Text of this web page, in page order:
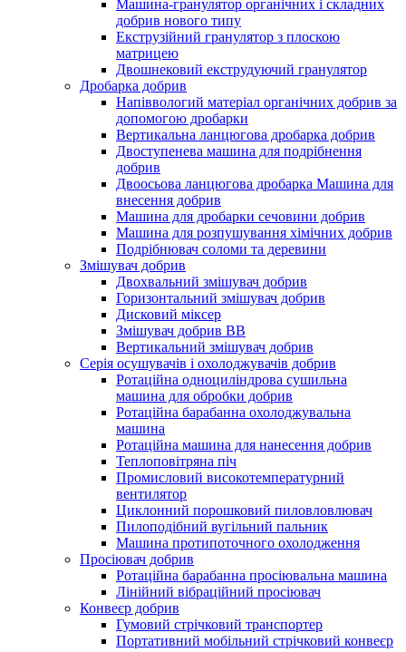
Машина-гранулятор органічних і складних
добрив нового типу
Екструзійний гранулятор з плоскою
матрицею
Двошнековий екструдуючий гранулятор
Дробарка добрив
Напіввологий матеріал органічних добрив за
допомогою дробарки
Вертикальна ланцюгова дробарка добрив
Двоступенева машина для подрібнення
добрив
Двоосьова ланцюгова дробарка Машина для
внесення добрив
Машина для дробарки сечовини добрив
Машина для розпушування хімічних добрив
Подрібнювач соломи та деревини
Змішувач добрив
Двохвальний змішувач добрив
Горизонтальний змішувач добрив
Дисковий міксер
Змішувач добрив BB
Вертикальний змішувач добрив
Серія осушувачів і охолоджувачів добрив
Ротаційна одноциліндрова сушильна
машина для обробки добрив
Ротаційна барабанна охолоджувальна
машина
Ротаційна машина для нанесення добрив
Теплоповітряна піч
Промисловий високотемпературний
вентилятор
Циклонний порошковий пиловловлювач
Пилоподібний вугільний пальник
Машина протипоточного охолодження
Просіювач добрив
Ротаційна барабанна просіювальна машина
Лінійний вібраційний просіювач
Конвеєр добрив
Гумовий стрічковий транспортер
Портативний мобільний стрічковий конвеєр